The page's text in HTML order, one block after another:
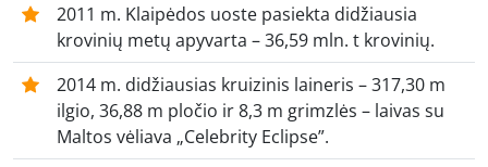
2011 m. Klaipėdos uoste pasiekta didžiausia
krovinių metų apyvarta – 36,59 mln. t krovinių.
2014 m. didžiausias kruizinis laineris – 317,30 m
ilgio, 36,88 m pločio ir 8,3 m grimzlės – laivas su
Maltos vėliava „Celebrity Eclipse”.